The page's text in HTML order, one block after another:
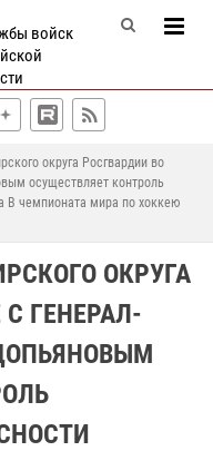
войск
округа Росгвардии во
осуществляет контроль
В чемпионата мира по хоккею
ОКРУГА
ГЕНЕРАЛ-